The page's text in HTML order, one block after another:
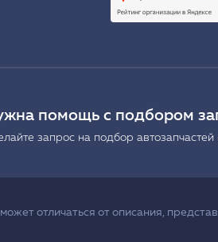
помощь с подбором
запрос на подбор
отличаться от описания,